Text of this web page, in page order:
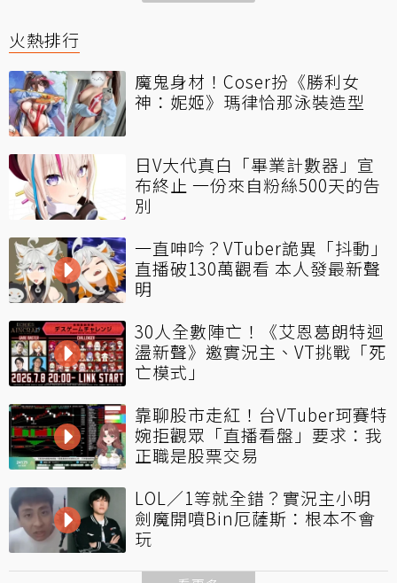
火熱排行
魔鬼身材！Coser扮《勝利女
神：妮姬》瑪律恰那泳裝造型
日V大代真白「畢業計數器」宣
布終止 一份來自粉絲500天的告
別
一直呻吟？VTuber詭異「抖動」
直播破130萬觀看 本人發最新聲
明
30人全數陣亡！《艾恩葛朗特迴
盪新聲》邀實況主、VT挑戰「死
亡模式」
靠聊股市走紅！台VTuber珂賽特
婉拒觀眾「直播看盤」要求：我
正職是股票交易
LOL／1等就全錯？實況主小明
劍魔開噴Bin厄薩斯：根本不會
玩